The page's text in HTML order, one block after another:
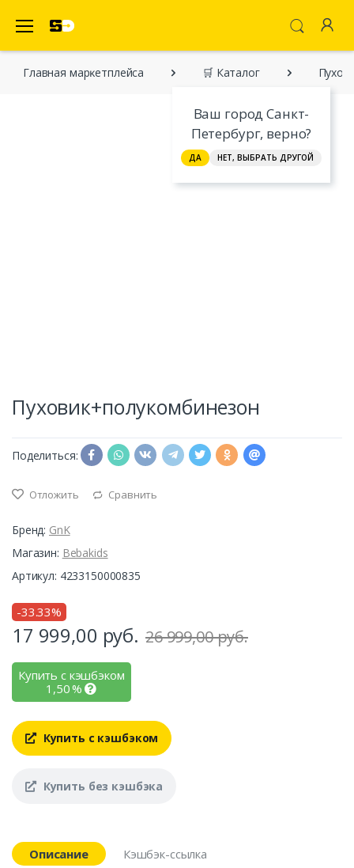
Ваш город Санкт-
Петербург, верно?
ДА НЕТ, ВЫБРАТЬ ДРУГОЙ
Главная марĸетплейса 🛒 Каталог
Пуховик+полукомбинезон
Поделиться:
Отложить Сравнить
Бренд: GnK
Магазин: Bebakids
Артикул: 4233150000835
-33.33%
17 999,00 руб. 26 999,00 руб.
Купить с кэшбэком
1,50%
Купить с кэшбэком
Купить без кэшбэка
Описание
Кэшбэк-ссылка